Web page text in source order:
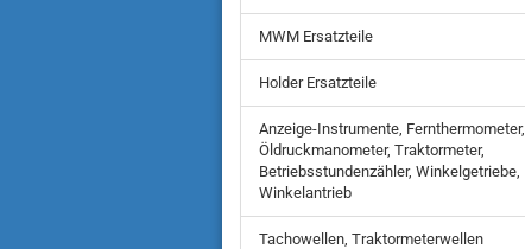
MWM Ersatzteile
Holder Ersatzteile
Anzeige-Instrumente, Fernthermometer,
Öldruckmanometer, Traktormeter,
Betriebsstundenzähler, Winkelgetriebe,
Winkelantrieb
Tachowellen, Traktormeterwellen